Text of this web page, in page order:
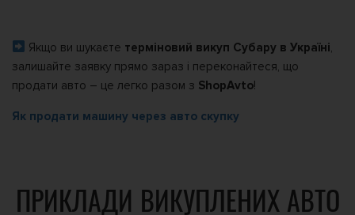
Якщо ви шукаєте терміновий викуп Субару в Україні
залишайте заявку прямо зараз і переконайтеся, що
продати авто – це легко разом з ShopAvto!
Як продати машину через авто скупку
ПРИКЛАДИ ВИКУПЛЕНИХ АВТО